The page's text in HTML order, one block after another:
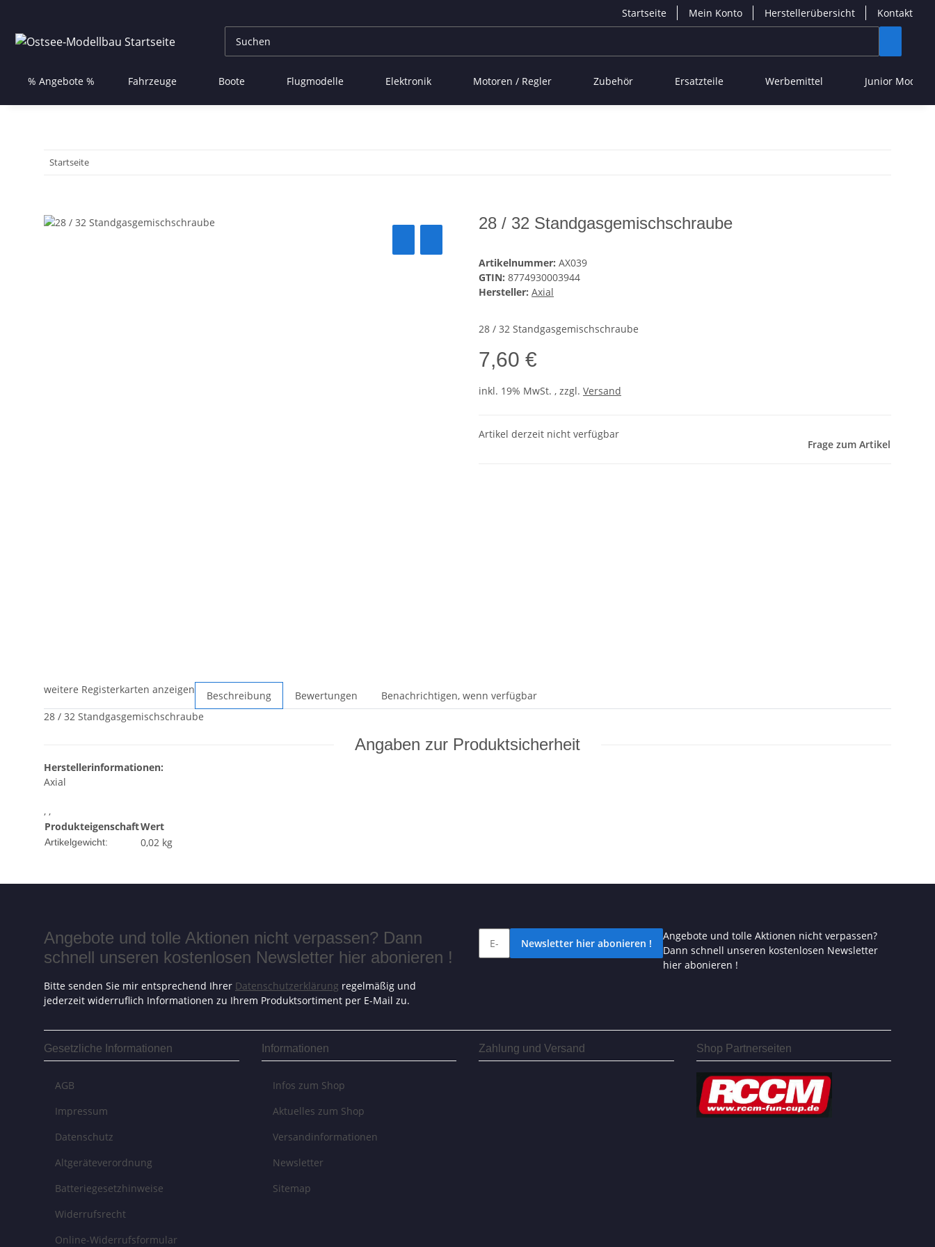
Startseite Mein Konto Herstellerübersicht Kontakt
% Angebote % Fahrzeuge Boote Flugmodelle Elektronik Motoren / Regler Zubehör Ersatzteile Werbemittel Junior
Startseite
28 / 32 Standgasgemischschraube
Artikelnummer: AX039
GTIN: 8774930003944
Hersteller: Axial
28 / 32 Standgasgemischschraube
7,60 €
inkl. 19% MwSt. , zzgl. Versand
Artikel derzeit nicht verfügbar
Frage zum Artikel
weitere Registerkarten anzeigen Beschreibung Bewertungen
Benachrichtigen, wenn verfügbar
28 / 32 Standgasgemischschraube
Angaben zur Produktsicherheit
Herstellerinformationen:
Axial
, ,
ProdukteigenschaftWert
Artikelgewicht: 0,02 kg
Angebote und tolle Aktionen nicht verpassen? Dann
schnell unseren kostenlosen Newsletter hier abonieren !
Bitte senden Sie mir entsprechend Ihrer Datenschutzerklärung regelmäßig und
jederzeit widerruflich Informationen zu Ihrem Produktsortiment per E-Mail zu.
Newsletter hier abonieren !
Angebote und tolle Aktionen nicht verpassen?
Dann schnell unseren kostenlosen Newsletter
hier abonieren !
Gesetzliche Informationen
AGB
Impressum
Datenschutz
Altgeräteverordnung
Batteriegesetzhinweise
Widerrufsrecht
Online-Widerrufsformular
Informationen
Infos zum Shop
Aktuelles zum Shop
Versandinformationen
Newsletter
Sitemap
Zahlung und Versand Shop Partnerseiten